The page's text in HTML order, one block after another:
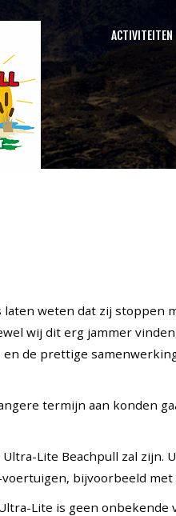
ACTIVITEITEN
weten dat zij stoppen
wij dit erg jammer
de prettige
termijn aan konden
Lite Beachpull zal
bijvoorbeeld met
Lite is geen